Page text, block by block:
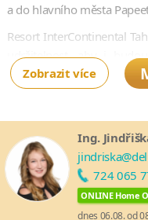
a do hlavního města
Resort InterContinental
udržitelnost, aby i
tohoto ráje.
Zobrazit více
Ing.
724 065
ONLINE Home
dnes 06.08. od